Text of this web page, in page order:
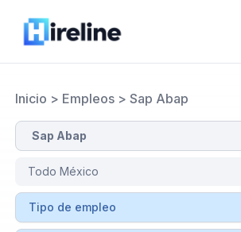
Inicio > Empleos> Sap Abap